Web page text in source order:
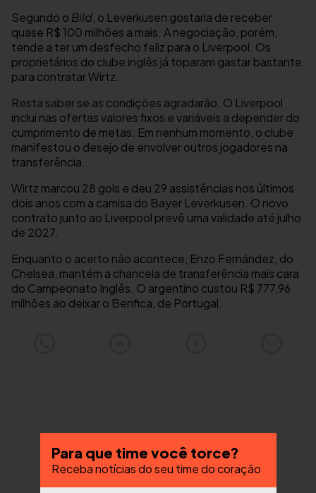
Segundo o Bild, o Leverkusen gostaria de receber
quase R$ 100 milhões a mais. A negociação, porém,
tende a ter um desfecho feliz para o Liverpool. Os
proprietários do clube inglês já toparam gastar bastante
para contratar Wirtz.
Resta saber se as condições agradarão. O Liverpool
inclui nas ofertas valores fixos e variáveis a depender do
cumprimento de metas. Em nenhum momento, o clube
manifestou o desejo de envolver outros jogadores na
transferência.
Wirtz marcou 28 gols e deu 29 assistências nos últimos
dois anos com a camisa do Bayer Leverkusen. O novo
contrato junto ao Liverpool prevê uma validade até julho
de 2027.
Enquanto o acerto não acontece, Enzo Fernández, do
Chelsea, mantém a chancela de transferência mais cara
do Campeonato Inglês. O argentino custou R$ 777,96
milhões ao deixar o Benfica, de Portugal.
Para que time você torce?
Receba notícias do seu time do coração